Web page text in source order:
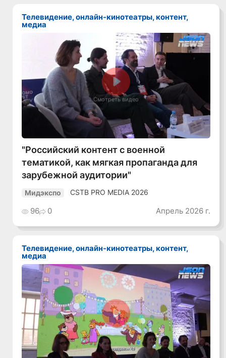
Телевидение, онлайн-кинотеатры, контент,
медиа
Смотреть видео
"Российский контент с военной
тематикой, как мягкая пропаганда для
зарубежной аудитории"
Мидэкспо CSTB PRO MEDIA 2026
96 0 Апрель 2026 г.
Телевидение, онлайн-кинотеатры, контент,
медиа
Смотреть видео